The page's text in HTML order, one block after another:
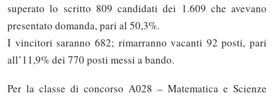
superato lo scritto 809 candidati dei 1.609 che avevano
presentato domanda, pari al 50,3%.
I vincitori saranno 682; rimarranno vacanti 92 posti, pari
all’11,9% dei 770 posti messi a bando.
Per la classe di concorso A028 – Matematica e Scienze